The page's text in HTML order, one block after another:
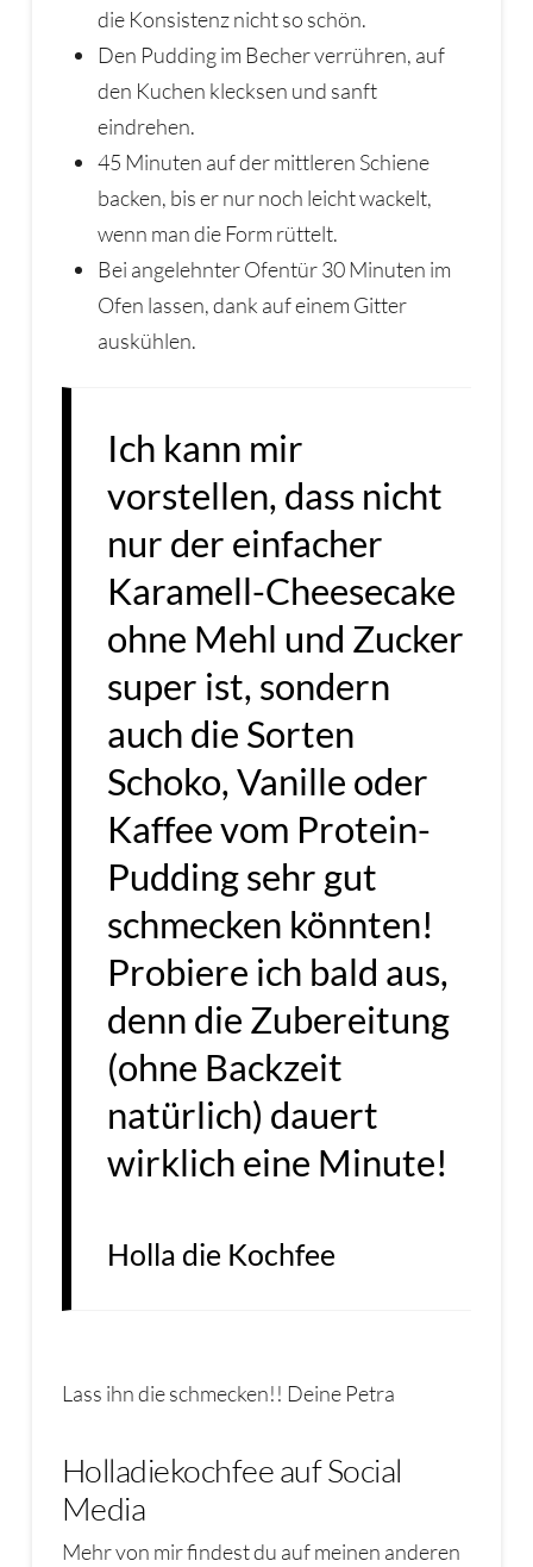
die Konsistenz nicht so schön.
Den Pudding im Becher verrühren, auf
den Kuchen klecksen und sanft
eindrehen.
45 Minuten auf der mittleren Schiene
backen, bis er nur noch leicht wackelt,
wenn man die Form rüttelt.
Bei angelehnter Ofentür 30 Minuten im
Ofen lassen, dank auf einem Gitter
auskühlen.
Ich kann mir
vorstellen, dass nicht
nur der einfacher
Karamell-Cheesecake
ohne Mehl und Zucker
super ist, sondern
auch die Sorten
Schoko, Vanille oder
Kaffee vom Protein-
Pudding sehr gut
schmecken könnten!
Probiere ich bald aus,
denn die Zubereitung
(ohne Backzeit
natürlich) dauert
wirklich eine Minute!
Holla die Kochfee
Lass ihn die schmecken!! Deine Petra
Holladiekochfee auf Social
Media
Mehr von mir findest du auf meinen anderen